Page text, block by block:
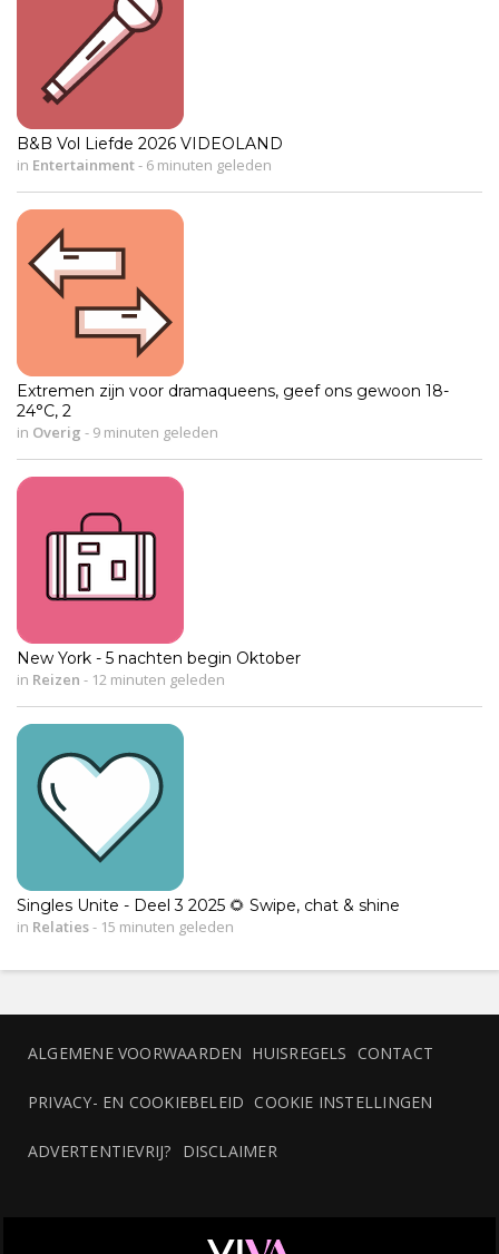
B&B Vol Liefde 2026 VIDEOLAND
in Entertainment- 6 minuten geleden
Extremen zijn voor dramaqueens, geef ons gewoon 18-
24°C, 2
in Overig - 9 minuten geleden
New York - 5 nachten begin Oktober
in Reizen - 12 minuten geleden
Singles Unite - Deel 3 2025 🌻 Swipe, chat & shine
in Relaties- 15 minuten geleden
ALGEMENE VOORWAARDEN HUISREGELS CONTACT
PRIVACY- EN COOKIEBELEID COOKIE INSTELLINGEN
ADVERTENTIEVRIJ? DISCLAIMER